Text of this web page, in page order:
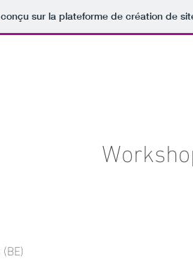
sur la plateforme de création de